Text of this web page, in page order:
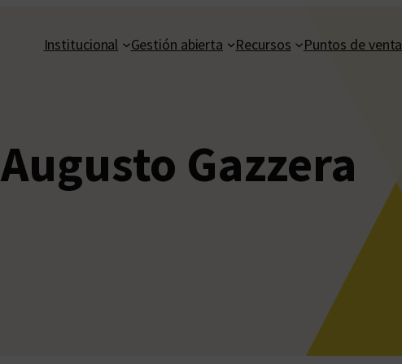
Institucional Gestión abierta Recursos Puntos de venta
Augusto Gazzera